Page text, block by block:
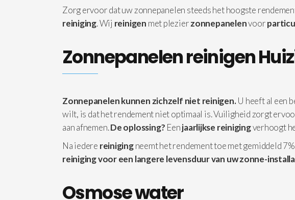
Zorg ervoor dat uw zonnepanelen steeds het hoogste
reiniging. Wij reinigen met plezierzonnepanelenvoor
Zonnepanelen reinigen
Zonnepanelen kunnen zichzelf niet reinigen.U heeft al een
wilt, is dat het rendement niet optimaal is. Vuiligheid zorgt
aan afnemen.De oplossing? Eenjaarlijkse reinigingverhoogt
Na iedere reinigingneemt het rendement toe met gemiddeld
reiniging voor een langere levensduur van uw zonne-
Osmose water